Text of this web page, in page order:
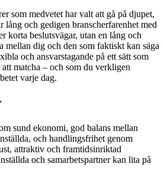
som medvetet har valt att gå på djupet,
lång och gedigen branscherfarenhet med
korta beslutsvägar, utan en lång och
mellan dig och den som faktiskt kan säga
och ansvarstagande på ett sätt som
matcha – och som du verkligen
varje dag.
sund ekonomi, god balans mellan
och handlingsfrihet genom
attraktiv och framtidsinriktad
och samarbetspartner kan lita på